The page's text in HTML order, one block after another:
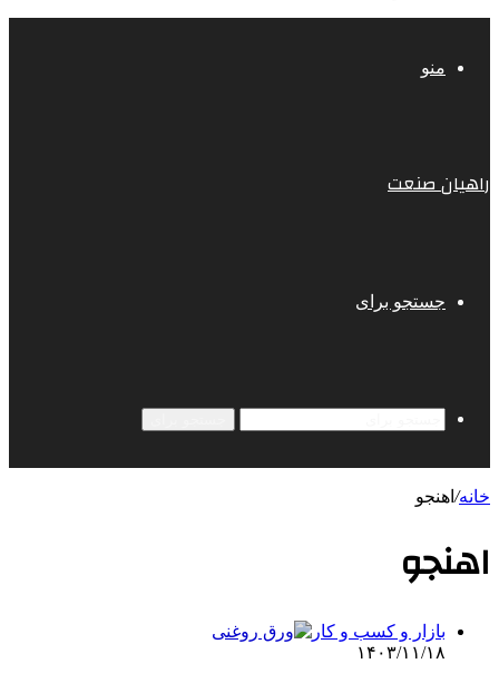
منو
راهیان صنعت
جستجو برای
خانه/ اهنجو
اهنجو
بازار و کسب و کار
۱۴۰۳/۱۱/۱۸